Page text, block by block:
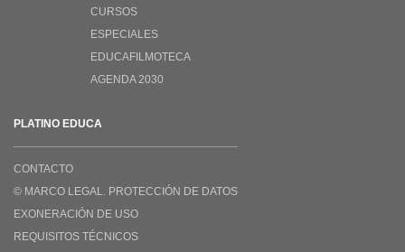
CURSOS
ESPECIALES
EDUCAFILMOTECA
AGENDA 2030
PLATINO EDUCA
CONTACTO
© MARCO LEGAL. PROTECCIÓN DE DATOS
EXONERACIÓN DE USO
REQUISITOS TÉCNICOS